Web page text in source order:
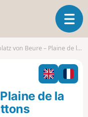
T
o
g
l
n
Beure – Plaine de la Queyrie – Pas des Chattons
de la